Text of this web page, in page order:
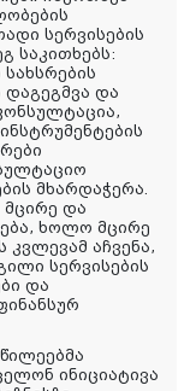
სერვისების
საკითხებს:
სახსრების
დაგეგმვა და
,
ინსტრუმენტების
მხარდაჭერა.
მცირე და
, ხოლო მცირე
კვლევამ აჩვენა,
სერვისების
და
ინიციატივა